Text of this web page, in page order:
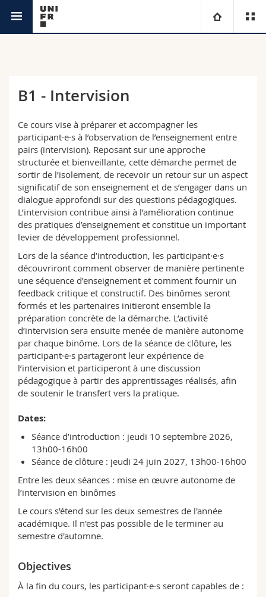
Research
University
Continuing education
Law
Management, Economics and Social sciences
Humanities
Education
Science and Medicine
Interfaculty
Prospective students
Students
Medias
Researchers
Employees
PhD students
Ressources
Directory
Maps/Orientation
Libraries
Webmail
Course catalogue
MyUnifr
B1 - Intervision
Ce cours vise à préparer et accompagner les
participant·e·s à l’observation de l’enseignement entre
pairs (intervision). Reposant sur une approche
structurée et bienveillante, cette démarche permet de
sortir de l’isolement, de recevoir un retour sur un aspect
significatif de son enseignement et de s’engager dans un
dialogue approfondi sur des questions pédagogiques.
L’intervision contribue ainsi à l’amélioration continue
des pratiques d’enseignement et constitue un important
levier de développement professionnel.
Lors de la séance d’introduction, les participant·e·s
découvriront comment observer de manière pertinente
une séquence d’enseignement et comment fournir un
feedback critique et constructif. Des binômes seront
formés et les partenaires initieront ensemble la
préparation concrète de la démarche. L’activité
d’intervision sera ensuite menée de manière autonome
par chaque binôme. Lors de la séance de clôture, les
participant·e·s partageront leur expérience de
l’intervision et participeront à une discussion
pédagogique à partir des apprentissages réalisés, afin
de soutenir le transfert vers la pratique.
Dates:
Séance d’introduction : jeudi 10 septembre 2026,
13h00-16h00
Séance de clôture : jeudi 24 juin 2027, 13h00-16h00
Entre les deux séances : mise en œuvre autonome de
l’intervision en binômes
Le cours s'étend sur les deux semestres de l'année
académique. Il n'est pas possible de le terminer au
semestre d'automne.
Objectives
À la fin du cours, les participant·e·s seront capables de :